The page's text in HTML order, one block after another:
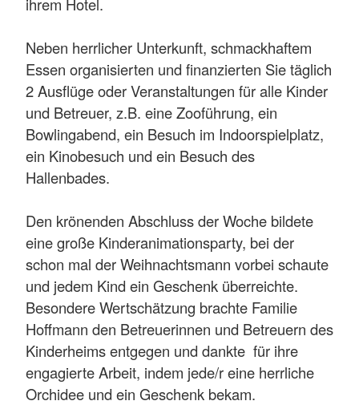
Neben herrlicher Unterkunft, schmackhaftem
Essen organisierten und finanzierten Sie täglich
2 Ausflüge oder Veranstaltungen für alle Kinder
und Betreuer, z.B. eine Zooführung, ein
Bowlingabend, ein Besuch im Indoorspielplatz,
ein Kinobesuch und ein Besuch des
Hallenbades.
Den krönenden Abschluss der Woche bildete
eine große Kinderanimationsparty, bei der
schon mal der Weihnachtsmann vorbei schaute
und jedem Kind ein Geschenk überreichte.
Besondere Wertschätzung brachte Familie
Hoffmann den Betreuerinnen und Betreuern des
Kinderheims entgegen und dankte für ihre
engagierte Arbeit, indem jede/r eine herrliche
Orchidee und ein Geschenk bekam.